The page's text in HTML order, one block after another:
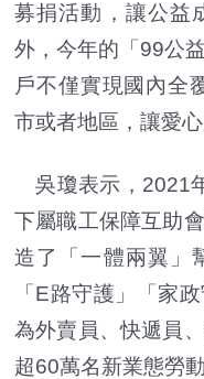
募捐活動，讓公益
外，今年的「99公
戶不僅實現國內全
市或者地區，讓愛
吳瓊表示，2021
下屬職工保障互助
造了「一體兩翼」
「E路守護」「家
為外賣員、快遞員
超60萬名新業態勞